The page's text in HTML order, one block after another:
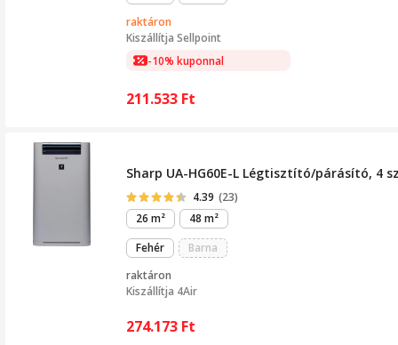
raktáron
Kiszállítja Sellpoint
-10% kuponnal
211.533 Ft
Sharp UA-HG60E-L Légtisztító/párásító, 4
4.39 (23)
26 m²
48 m²
Fehér
Barna
raktáron
Kiszállítja 4Air
274.173 Ft